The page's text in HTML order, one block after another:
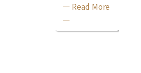
— Read More
—